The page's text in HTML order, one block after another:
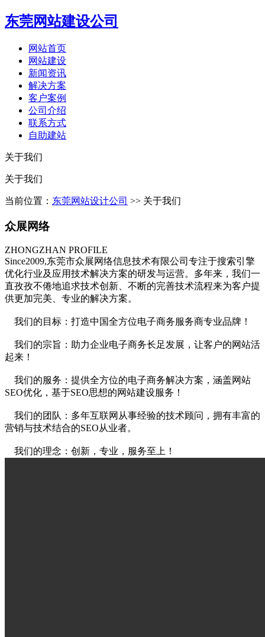
东莞网站建设公司
网站首页
网站建设
新闻资讯
解决方案
客户案例
公司介绍
联系方式
自助建站
关于我们
关于我们
当前位置： 东莞网站设计公司 >> 关于我们
众展网络
ZHONGZHAN PROFILE
Since2009,东莞市众展网络信息技术有限公司专注于搜索引擎
优化行业及应用技术解决方案的研发与运营。多年来，我们一
直孜孜不倦地追求技术创新、不断的完善技术流程来为客户提
供更加完美、专业的解决方案。
我们的目标：打造中国全方位电子商务服务商专业品牌！
我们的宗旨：助力企业电子商务长足发展，让客户的网站活
起来！
我们的服务：提供全方位的电子商务解决方案，涵盖网站
SEO优化，基于SEO思想的网站建设服务！
我们的团队：多年互联网从事经验的技术顾问，拥有丰富的
营销与技术结合的SEO从业者。
我们的理念：创新，专业，服务至上！